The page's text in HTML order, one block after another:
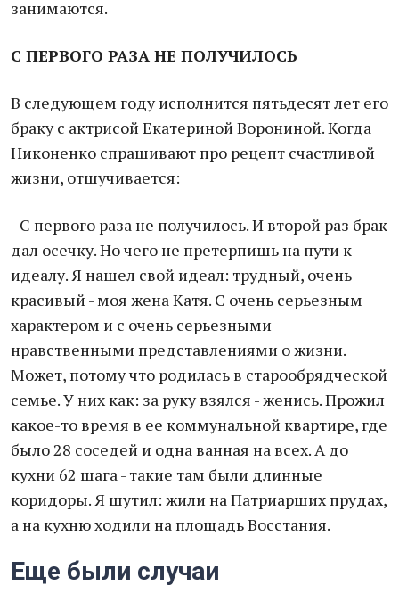
занимаются.
С ПЕРВОГО РАЗА НЕ ПОЛУЧИЛОСЬ
В следующем году исполнится пятьдесят лет его
браку с актрисой Екатериной Ворониной. Когда
Никоненко спрашивают про рецепт счастливой
жизни, отшучивается:
- С первого раза не получилось. И второй раз брак
дал осечку. Но чего не претерпишь на пути к
идеалу. Я нашел свой идеал: трудный, очень
красивый - моя жена Катя. С очень серьезным
характером и с очень серьезными
нравственными представлениями о жизни.
Может, потому что родилась в старообрядческой
семье. У них как: за руку взялся - женись. Прожил
какое-то время в ее коммунальной квартире, где
было 28 соседей и одна ванная на всех. А до
кухни 62 шага - такие там были длинные
коридоры. Я шутил: жили на Патриарших прудах,
а на кухню ходили на площадь Восстания.
Еще были случаи